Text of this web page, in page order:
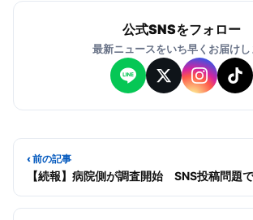
公式SNSをフォロー
最新ニュースをいち早くお届けし
‹ 前の記事
【続報】病院側が調査開始 SNS投稿問題